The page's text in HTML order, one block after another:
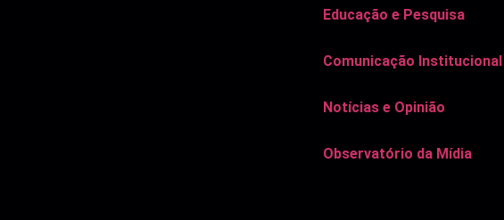
Educação e Pesquisa
Comunicação Institucional
Notícias e Opinião
Observatório da Mídia